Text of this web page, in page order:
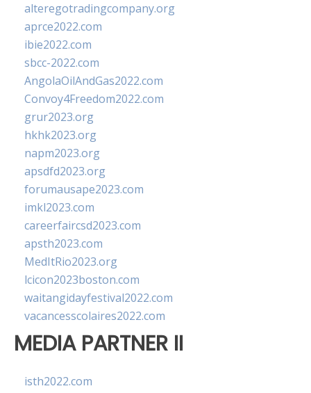
alteregotradingcompany.org
aprce2022.com
ibie2022.com
sbcc-2022.com
AngolaOilAndGas2022.com
Convoy4Freedom2022.com
grur2023.org
hkhk2023.org
napm2023.org
apsdfd2023.org
forumausape2023.com
imkl2023.com
careerfaircsd2023.com
apsth2023.com
MedItRio2023.org
lcicon2023boston.com
waitangidayfestival2022.com
vacancesscolaires2022.com
MEDIA PARTNER II
isth2022.com